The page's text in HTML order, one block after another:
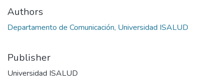
Authors
Departamento de Comunicación, Universidad ISALUD
Publisher
Universidad ISALUD